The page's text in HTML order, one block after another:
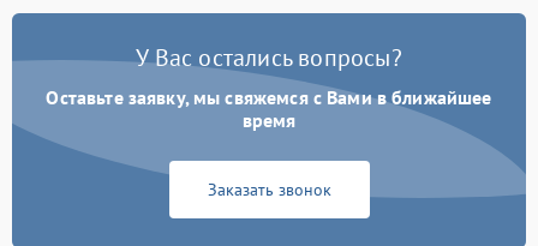
У Вас остались вопросы?
Оставьте заявку, мы свяжемся с Вами в ближайшее
время
Заказать звонок